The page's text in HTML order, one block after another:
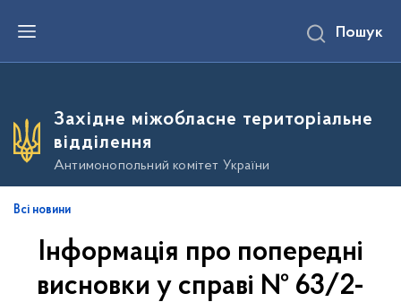
е
о
о
в
Пошук
Західне міжобласне територіальне
відділення
Антимонопольний комітет України
Всі новини
Інформація про попередні
висновки у справі № 63/2-